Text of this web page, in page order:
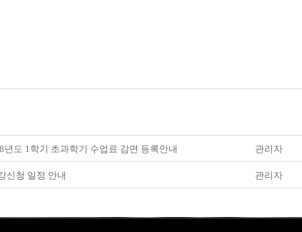
년도 1학기 초과학기 수업료 감면 등록안내 관리자
신청 일정 안내 관리자